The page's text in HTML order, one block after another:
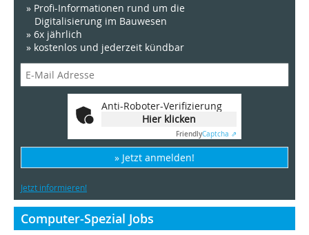
» Profi-Informationen rund um die
Digitalisierung im Bauwesen
» 6x jährlich
» kostenlos und jederzeit kündbar
Anti-Roboter-Verifizierung
Hier klicken
FriendlyCaptcha ⇗
» Jetzt anmelden!
Jetzt informieren!
Computer-Spezial Jobs